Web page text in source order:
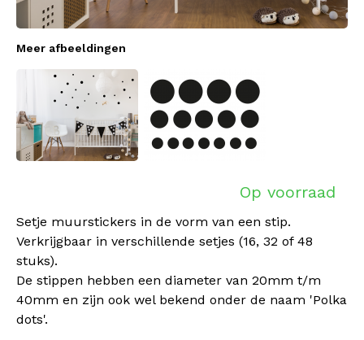
Meer afbeeldingen
Op voorraad
Setje muurstickers in de vorm van een stip.
Verkrijgbaar in verschillende setjes (16, 32 of 48
stuks).
De stippen hebben een diameter van 20mm t/m
40mm en zijn ook wel bekend onder de naam 'Polka
dots'.